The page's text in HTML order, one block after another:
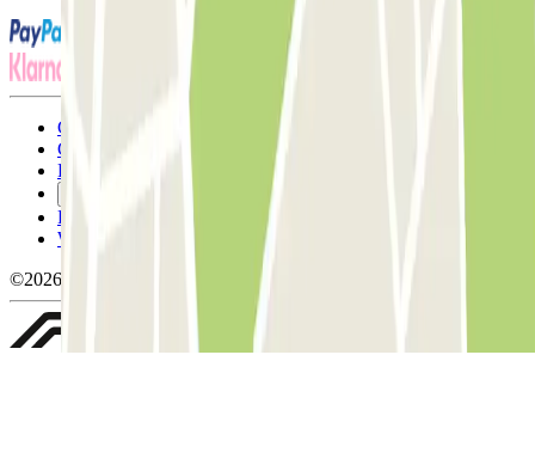
Conditions générales d'utilisation et contrat
Conditions d'annulation
Politique relative aux cookies
Politique de confidentialité
Whistleblowing
©2026 Parclick. Tous droits réservés